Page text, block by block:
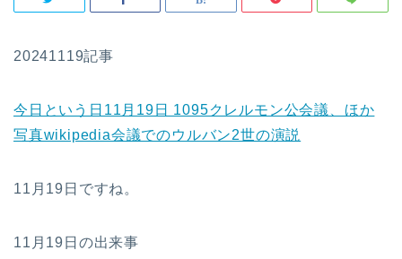
20241119記事
今日という日11月19日 1095クレルモン公会議、ほか
写真wikipedia会議でのウルバン2世の演説
11月19日ですね。
11月19日の出来事